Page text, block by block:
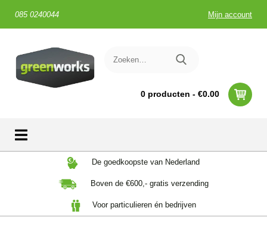
085 0240044 Mijn account
0 producten - €0.00
De goedkoopste van Nederland
Boven de €600,- gratis verzending
Voor particulieren én bedrijven